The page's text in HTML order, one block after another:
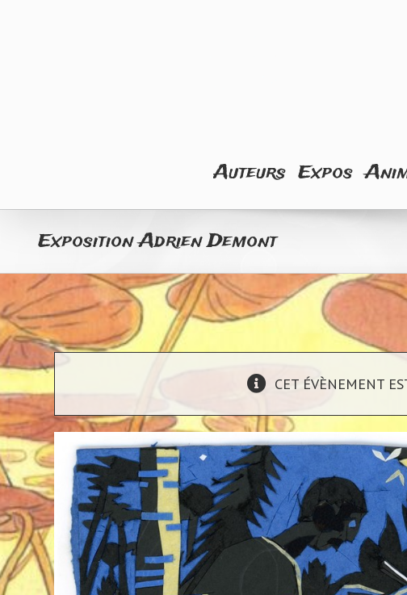
Auteurs Expos
Exposition Adrien Demont
CET ÉVÈNEMENT